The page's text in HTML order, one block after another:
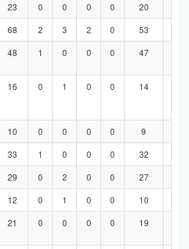
23 0 0 0 0 20
68 2 3 2 0 53
48 1 0 0 0 47
16 0 1 0 0 14
10 0 0 0 0 9
33 1 0 0 0 32
29 0 2 0 0 27
12 0 1 0 0 10
21 0 0 0 0 19